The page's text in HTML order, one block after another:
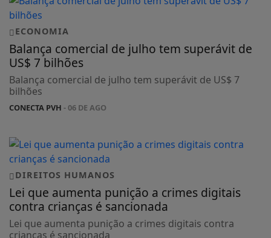
ECONOMIA
Balança comercial de julho tem superávit de
US$ 7 bilhões
Balança comercial de julho tem superávit de US$ 7
bilhões
CONECTA PVH - 06 DE AGO
DIREITOS HUMANOS
Lei que aumenta punição a crimes digitais
contra crianças é sancionada
Lei que aumenta punição a crimes digitais contra
crianças é sancionada